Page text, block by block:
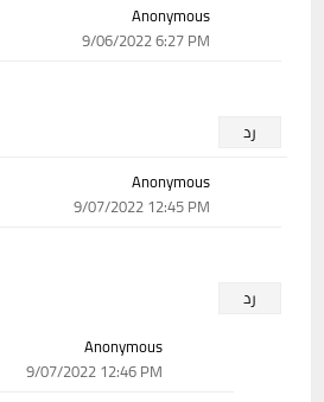
Anonymous
9/06/2022 6:27 PM
رد
Anonymous
9/07/2022 12:45 PM
رد
Anonymous
9/07/2022 12:46 PM